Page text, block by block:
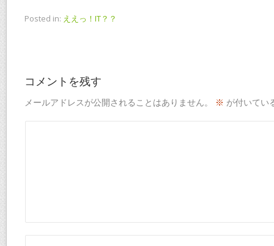
Posted in: ええっ！IT？？
コメントを残す
メールアドレスが公開されることはありません。 ※ が付いてい